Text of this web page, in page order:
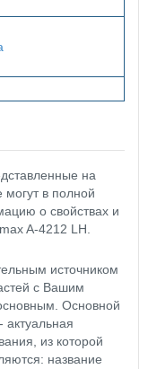
на
могут в полной
о свойствах и
A-4212 LH.
источником
с Вашим
Основной
актуальная
из которой
название